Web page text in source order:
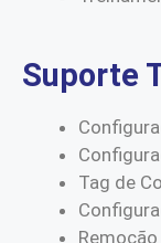
Suporte
Tag de